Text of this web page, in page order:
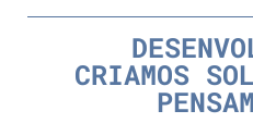
CRIAMOS